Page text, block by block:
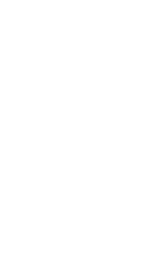
600,00€
se